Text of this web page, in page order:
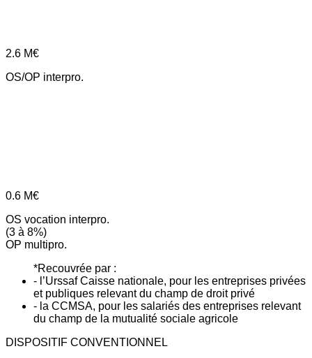
2.6 M€
OS/OP interpro.
0.6 M€
OS vocation interpro.
(3 à 8%)
OP multipro.
*Recouvrée par :
- l’Urssaf Caisse nationale, pour les entreprises privées
et publiques relevant du champ de droit privé
- la CCMSA, pour les salariés des entreprises relevant
du champ de la mutualité sociale agricole
DISPOSITIF CONVENTIONNEL